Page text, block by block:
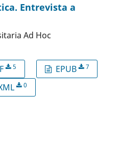
Entrevista a
Ad Hoc
5 EPUB 7
0